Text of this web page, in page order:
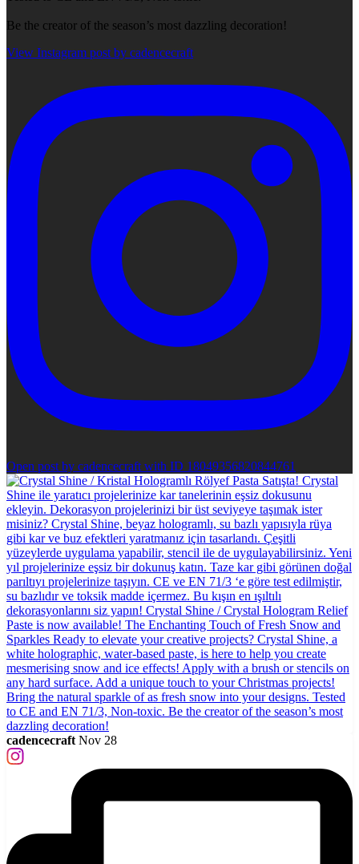
Be the creator of the season’s most dazzling decoration!
View Instagram post by cadencecraft
Open post by cadencecraft with ID 18049356820844761
cadencecraft Nov 28